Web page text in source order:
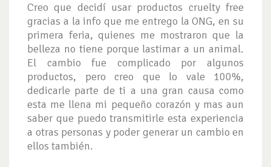
Creo que decidí usar productos cruelty free
gracias a la info que me entrego la ONG, en su
primera feria, quienes me mostraron que la
belleza no tiene porque lastimar a un animal.
El cambio fue complicado por algunos
productos, pero creo que lo vale 100%,
dedicarle parte de ti a una gran causa como
esta me llena mi pequeño corazón y mas aun
saber que puedo transmitirle esta experiencia
a otras personas y poder generar un cambio en
ellos también.